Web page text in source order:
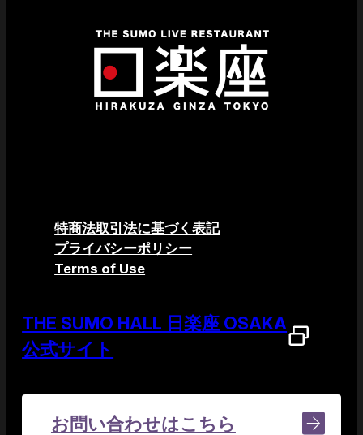
特商法取引法に基づく表記
プライバシーポリシー
Terms of Use
THE SUMO HALL 日楽座 OSAKA
公式サイト
お問い合わせはこちら